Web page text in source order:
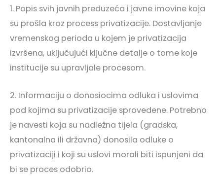
1. Popis svih javnih preduzeća i javne imovine koja
su prošla kroz process privatizacije. Dostavljanje
vremenskog perioda u kojem je privatizacija
izvršena, uključujući ključne detalje o tome koje
institucije su upravljale procesom.
2. Informaciju o donosiocima odluka i uslovima
pod kojima su privatizacije sprovedene. Potrebno
je navesti koja su nadležna tijela (gradska,
kantonalna ili državna) donosila odluke o
privatizaciji i koji su uslovi morali biti ispunjeni da
bi se proces odobrio.